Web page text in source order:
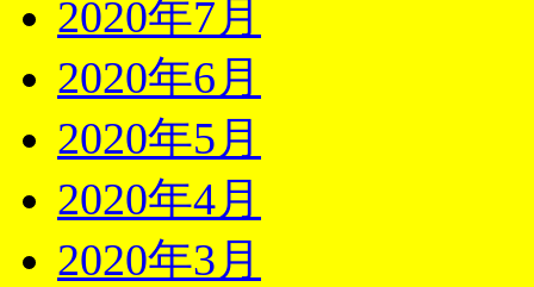
2020年7月
2020年6月
2020年5月
2020年4月
2020年3月